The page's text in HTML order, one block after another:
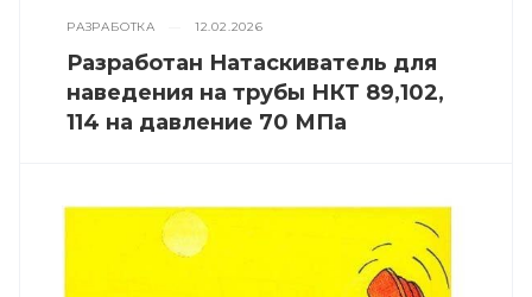
РАЗРАБОТКА 12.02.2026
Разработан Натаскиватель для
наведения на трубы НКТ 89,102,
114 на давление 70 МПа